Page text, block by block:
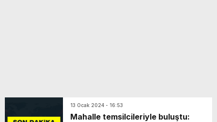
13 Ocak 2024 - 16:53
Mahalle temsilcileriyle buluştu: